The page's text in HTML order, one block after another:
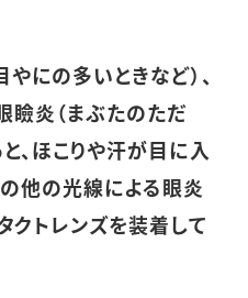
にの多いときなど）、
瞼炎（まぶたのただ
、ほこりや汗が目に入
の他の光線による眼炎
クトレンズを装着して